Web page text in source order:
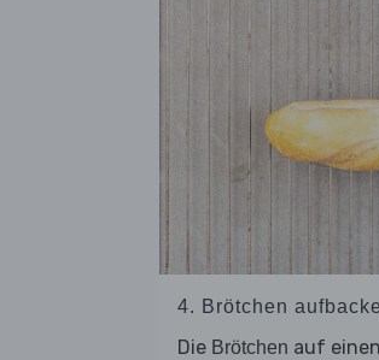
4. Brötchen
Die Brötchen auf